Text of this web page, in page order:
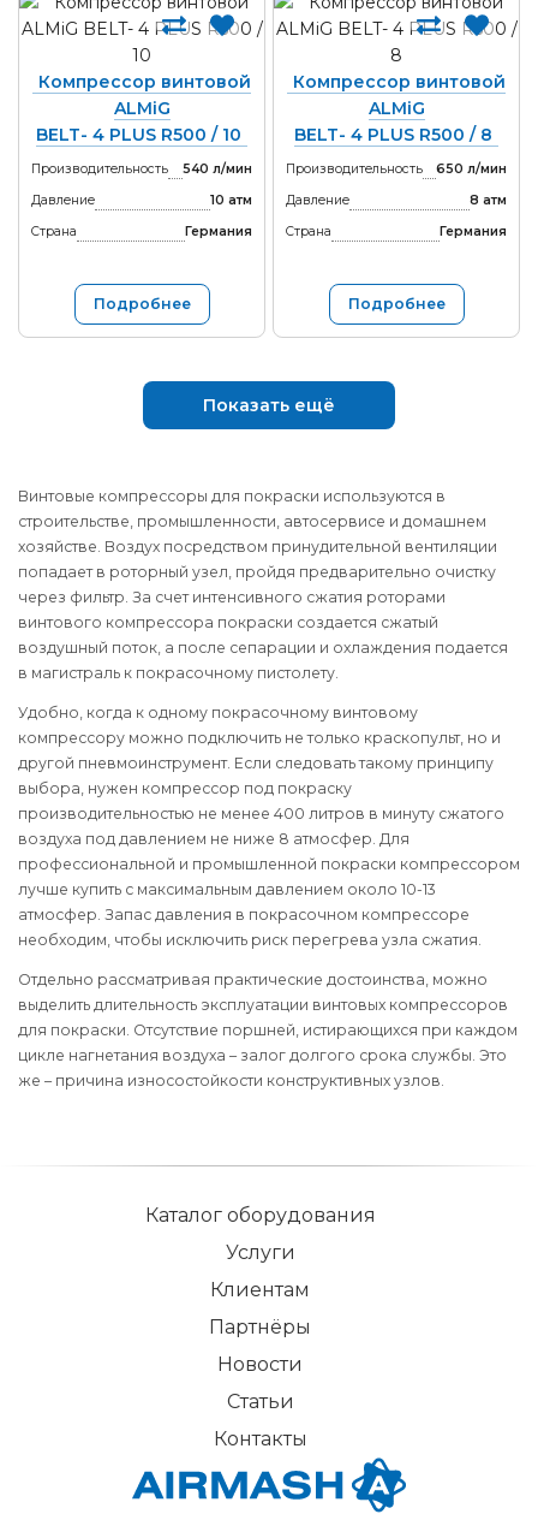
Компрессор винтовой
ALMiG
BELT- 4 PLUS R500 / 10
Производительность
540 л/мин
Давление
10 атм
Страна
Германия
Подробнее
Компрессор винтовой
ALMiG
BELT- 4 PLUS R500 / 8
Производительность
650 л/мин
Давление
8 атм
Страна
Германия
Подробнее
Показать ещё
Винтовые компрессоры для покраски используются в
строительстве, промышленности, автосервисе и домашнем
хозяйстве. Воздух посредством принудительной вентиляции
попадает в роторный узел, пройдя предварительно очистку
через фильтр. За счет интенсивного сжатия роторами
винтового компрессора покраски создается сжатый
воздушный поток, а после сепарации и охлаждения подается
в магистраль к покрасочному пистолету.
Удобно, когда к одному покрасочному винтовому
компрессору можно подключить не только краскопульт, но и
другой пневмоинструмент. Если следовать такому принципу
выбора, нужен компрессор под покраску
производительностью не менее 400 литров в минуту сжатого
воздуха под давлением не ниже 8 атмосфер. Для
профессиональной и промышленной покраски компрессором
лучше купить с максимальным давлением около 10-13
атмосфер. Запас давления в покрасочном компрессоре
необходим, чтобы исключить риск перегрева узла сжатия.
Отдельно рассматривая практические достоинства, можно
выделить длительность эксплуатации винтовых компрессоров
для покраски. Отсутствие поршней, истирающихся при каждом
цикле нагнетания воздуха – залог долгого срока службы. Это
же – причина износостойкости конструктивных узлов.
Каталог оборудования
Услуги
Клиентам
Партнёры
Новости
Статьи
Контакты